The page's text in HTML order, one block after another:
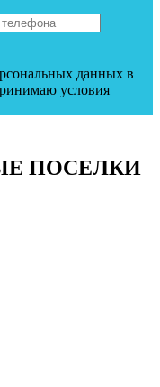
данных в
условия
ПОСЕЛКИ